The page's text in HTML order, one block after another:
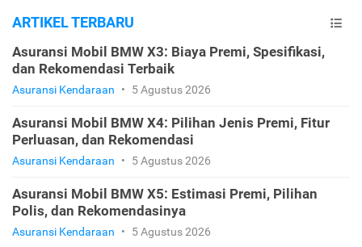
ARTIKEL TERBARU
Asuransi Mobil BMW X3: Biaya Premi, Spesifikasi,
dan Rekomendasi Terbaik
Asuransi Kendaraan • 5 Agustus 2026
Asuransi Mobil BMW X4: Pilihan Jenis Premi, Fitur
Perluasan, dan Rekomendasi
Asuransi Kendaraan • 5 Agustus 2026
Asuransi Mobil BMW X5: Estimasi Premi, Pilihan
Polis, dan Rekomendasinya
Asuransi Kendaraan • 5 Agustus 2026